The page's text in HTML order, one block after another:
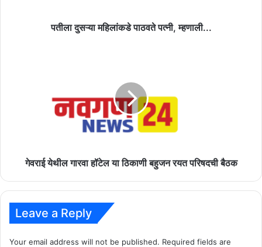
पतीला दुसऱ्या महिलांकडे पाठवते पत्नी, म्हणाली...
गेवराई येथील गारवा हॉटेल या ठिकाणी बहुजन रयत परिषदची बैठक
Leave a Reply
Your email address will not be published. Required fields are